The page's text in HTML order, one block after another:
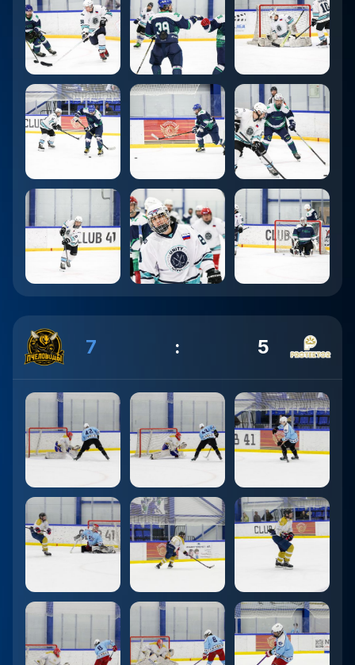
7 : 5